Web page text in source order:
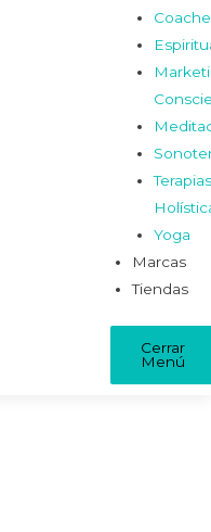
Yoga
Marcas
Tiendas
Cerrar
Menú